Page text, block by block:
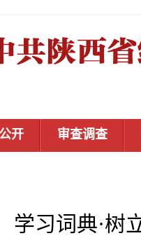
开 审查调查
学习词典·树